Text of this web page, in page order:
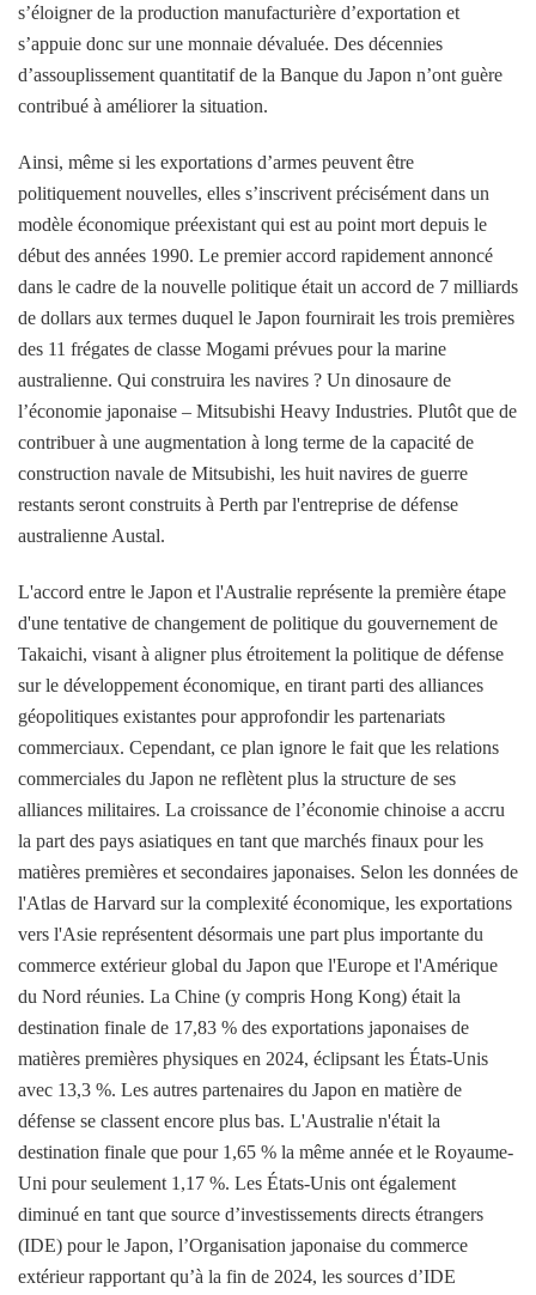
s’éloigner de la production manufacturière d’exportation et
s’appuie donc sur une monnaie dévaluée. Des décennies
d’assouplissement quantitatif de la Banque du Japon n’ont guère
contribué à améliorer la situation.
Ainsi, même si les exportations d’armes peuvent être
politiquement nouvelles, elles s’inscrivent précisément dans un
modèle économique préexistant qui est au point mort depuis le
début des années 1990. Le premier accord rapidement annoncé
dans le cadre de la nouvelle politique était un accord de 7 milliards
de dollars aux termes duquel le Japon fournirait les trois premières
des 11 frégates de classe Mogami prévues pour la marine
australienne. Qui construira les navires ? Un dinosaure de
l’économie japonaise – Mitsubishi Heavy Industries. Plutôt que de
contribuer à une augmentation à long terme de la capacité de
construction navale de Mitsubishi, les huit navires de guerre
restants seront construits à Perth par l'entreprise de défense
australienne Austal.
L'accord entre le Japon et l'Australie représente la première étape
d'une tentative de changement de politique du gouvernement de
Takaichi, visant à aligner plus étroitement la politique de défense
sur le développement économique, en tirant parti des alliances
géopolitiques existantes pour approfondir les partenariats
commerciaux. Cependant, ce plan ignore le fait que les relations
commerciales du Japon ne reflètent plus la structure de ses
alliances militaires. La croissance de l’économie chinoise a accru
la part des pays asiatiques en tant que marchés finaux pour les
matières premières et secondaires japonaises. Selon les données de
l'Atlas de Harvard sur la complexité économique, les exportations
vers l'Asie représentent désormais une part plus importante du
commerce extérieur global du Japon que l'Europe et l'Amérique
du Nord réunies. La Chine (y compris Hong Kong) était la
destination finale de 17,83 % des exportations japonaises de
matières premières physiques en 2024, éclipsant les États-Unis
avec 13,3 %. Les autres partenaires du Japon en matière de
défense se classent encore plus bas. L'Australie n'était la
destination finale que pour 1,65 % la même année et le Royaume-
Uni pour seulement 1,17 %. Les États-Unis ont également
diminué en tant que source d’investissements directs étrangers
(IDE) pour le Japon, l’Organisation japonaise du commerce
extérieur rapportant qu’à la fin de 2024, les sources d’IDE